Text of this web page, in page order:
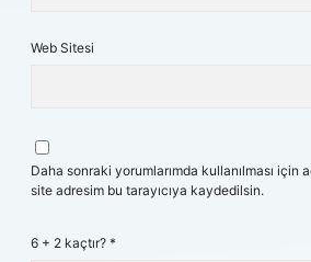
Web Sitesi
Daha sonraki yorumlarımda kullanılması için
site adresim bu tarayıcıya kaydedilsin.
6 + 2 kaçtır? *